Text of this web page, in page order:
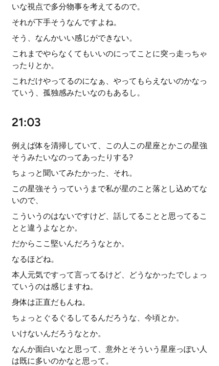
いな視点で多分物事を考えてるので。
それが下手そうなんですよね。
そう、なんかいい感じができない。
これまでやらなくてもいいのにってことに突っ走っちゃ
ったりとか。
これだけやってるのになぁ、やってもらえないのかなっ
ていう、孤独感みたいなのもあるし。
21:03
例えば体を清掃していて、この人この星座とかこの星強
そうみたいなのってあったりする?
ちょっと聞いてみたかった、それ。
この星強そうっていうまで私が星のこと落とし込めてな
いので、
こういうのはないですけど、話してることと思ってるこ
とと違うよなとか。
だからここ堅いんだろうなとか。
なるほどね。
本人元気ですって言ってるけど、どうなかったでしょっ
ていうのは感じますね。
身体は正直だもんね。
ちょっとぐるぐるしてるんだろうな、今頃とか。
いけないんだろうなとか。
なんか面白いなと思って、意外とそういう星座っぽい人
は既に多いのかなと思って。